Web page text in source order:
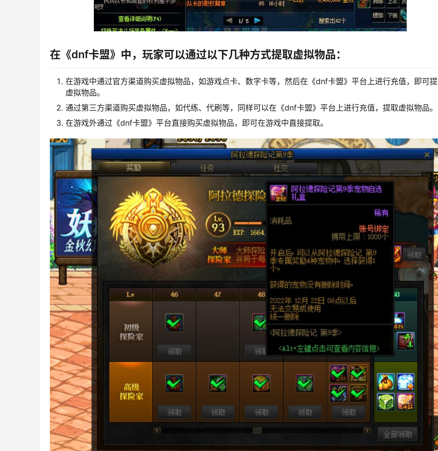
在《dnf卡盟》中，玩家可以通过以下几种方式提取虚拟物品：
在游戏中通过官方渠道购买虚拟物品，如游戏点卡、数字卡等，然后在《dnf卡盟》平台上进行充值，即可
虚拟物品。
通过第三方渠道购买虚拟物品，如代练、代刷等，同样可以在《dnf卡盟》平台上进行充值，提取虚拟物品。
在游戏外通过《dnf卡盟》平台直接购买虚拟物品，即可在游戏中直接提取。